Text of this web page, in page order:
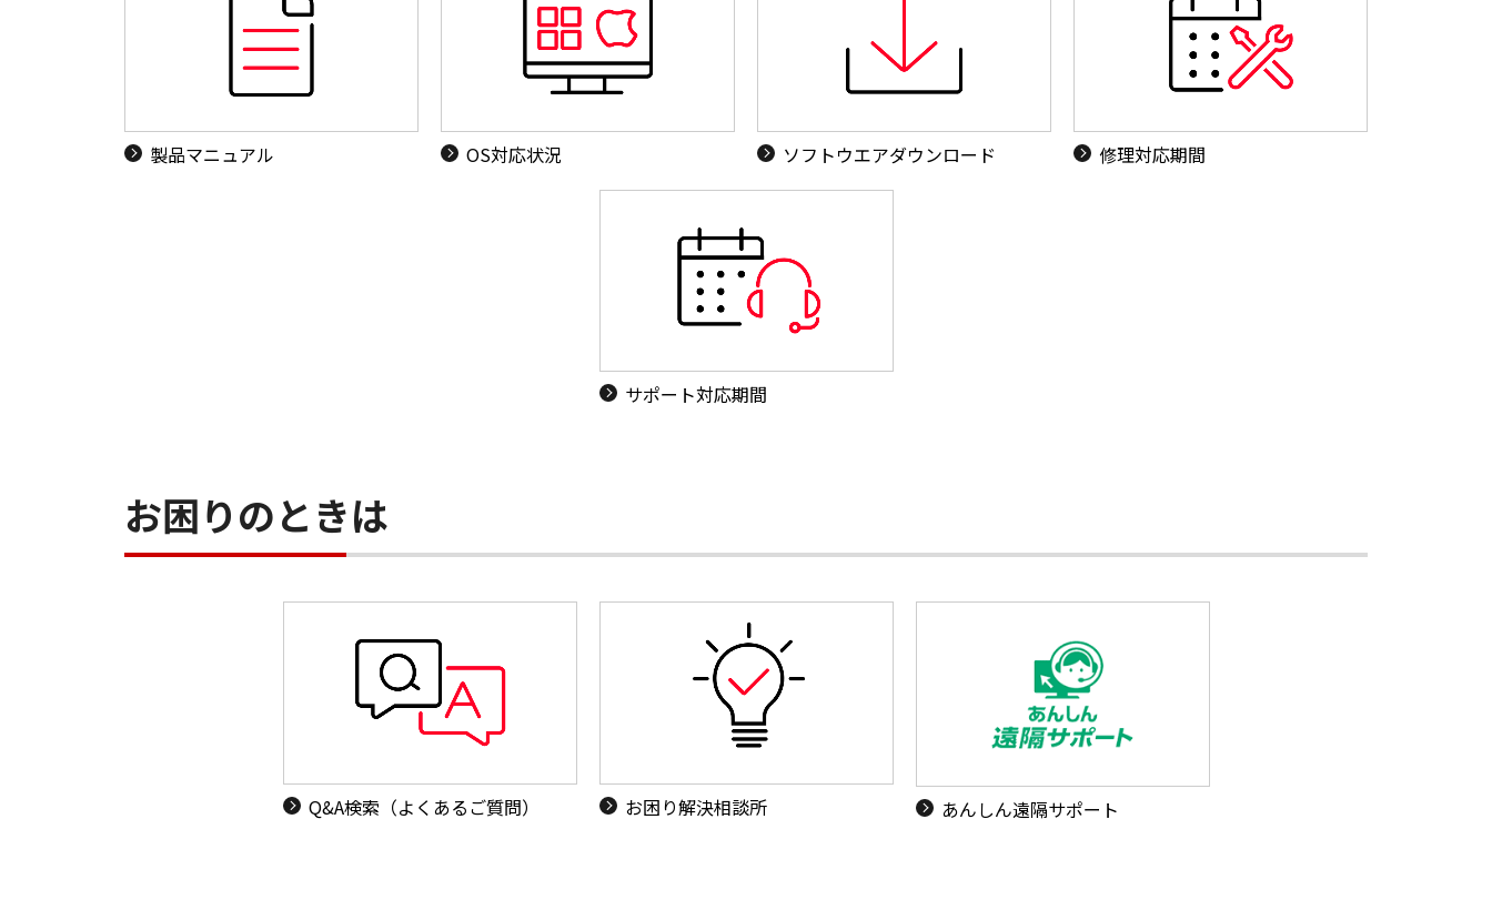
製品マニュアル OS対応状況 ソフトウエアダウンロード 修理対応期間
サポート対応期間
お困りのときは
Q&A検索（よくあるご質問） お困り解決相談所 あんしん遠隔サポート